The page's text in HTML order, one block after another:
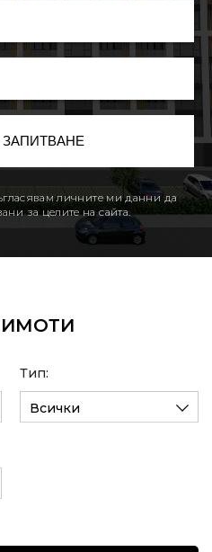
личните ми данни да
за целите на сайта.
Тип:
Всички